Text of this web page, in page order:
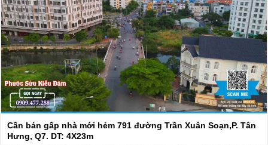
Cần bán gấp nhà mới hẻm 791 đường Trần Xuân Soạn,P. Tân
Hưng, Q7. DT: 4X23m